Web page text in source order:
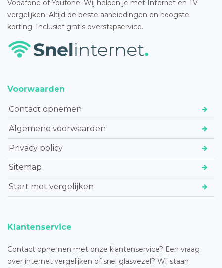
Vodafone of Youfone. Wij helpen je met Internet en TV
vergelijken. Altijd de beste aanbiedingen en hoogste
korting. Inclusief gratis overstapservice.
Voorwaarden
Contact opnemen
Algemene voorwaarden
Privacy policy
Sitemap
Start met vergelijken
Klantenservice
Contact opnemen met onze klantenservice? Een vraag
over internet vergelijken of snel glasvezel? Wij staan